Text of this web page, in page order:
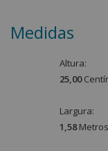
Medidas
Altura:
25,00
Largura:
1,58 Metros